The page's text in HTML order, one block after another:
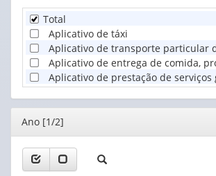
Total
Aplicativo de táxi
Aplicativo de transporte particular
Aplicativo de entrega de comida,
Aplicativo de prestação de
Editor
Ano [1/2]